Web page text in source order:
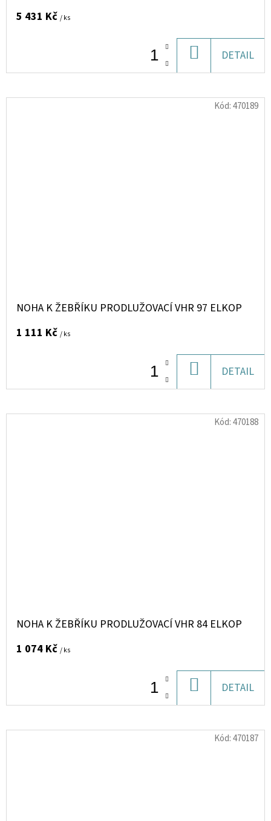
5 431 Kč / ks
KOŠÍKU
DETAIL
NOHA K ŽEBŘÍKU PRODLUŽOVACÍ VHR 97 ELKOP
1 111 Kč / ks
KOŠÍKU
DETAIL
Kód:470189
NOHA K ŽEBŘÍKU PRODLUŽOVACÍ VHR 84 ELKOP
1 074 Kč / ks
KOŠÍKU
DETAIL
Kód:470188
Kód:470187